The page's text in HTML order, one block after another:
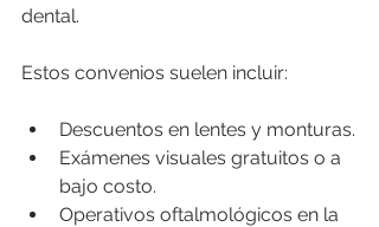
dental.
Estos convenios suelen incluir:
Descuentos en lentes y monturas.
Exámenes visuales gratuitos o a
bajo costo.
Operativos oftalmológicos en la